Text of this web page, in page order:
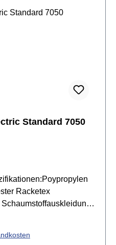
LogoFarbe:
Standard 7050
Racketex
und
im